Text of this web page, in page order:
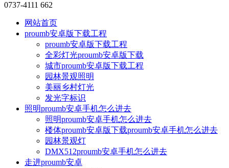
0737-4111 662
网站首页
proumb安卓版下载工程
proumb安卓版下载工程
全彩灯光proumb安卓版下载
城市proumb安卓版下载工程
园林景观照明
美丽乡村灯光
发光字标识
照明proumb安卓手机怎么进去
照明proumb安卓手机怎么进去
楼体proumb安卓版下载proumb安卓手机怎么进去
园林景观灯
DMX512proumb安卓手机怎么进去
走进proumb安卓